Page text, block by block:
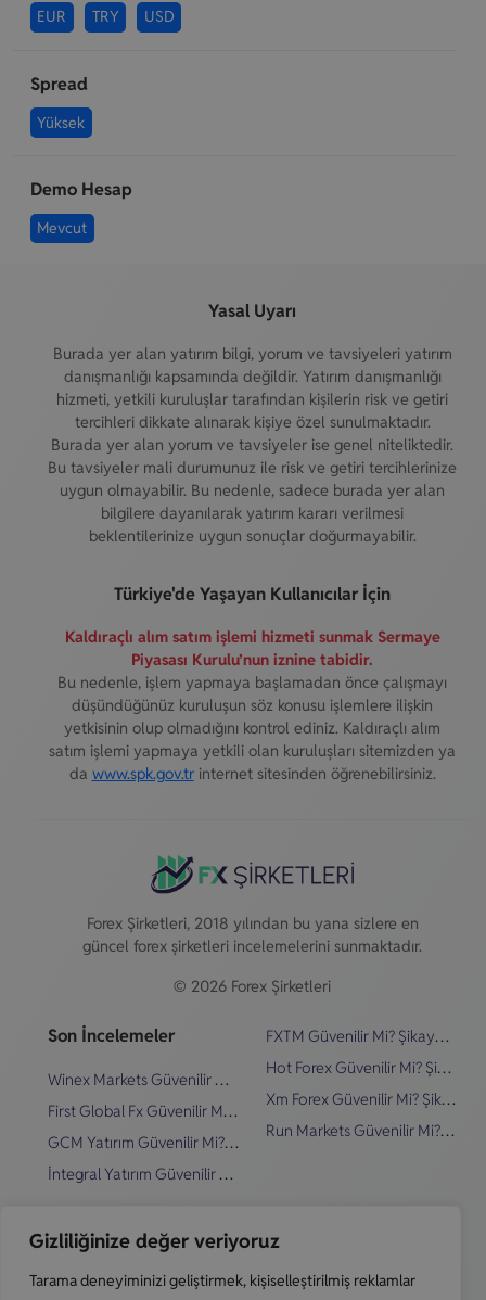
Gizliliğinize değer veriyoruz
Tarama deneyiminizi geliştirmek, kişiselleştirilmiş reklamlar
EUR TRY USD
Spread
Yüksek
Demo Hesap
Mevcut
Yasal Uyarı
Burada yer alan yatırım bilgi, yorum ve tavsiyeleri yatırım
danışmanlığı kapsamında değildir. Yatırım danışmanlığı
hizmeti, yetkili kuruluşlar tarafından kişilerin risk ve getiri
tercihleri dikkate alınarak kişiye özel sunulmaktadır.
Burada yer alan yorum ve tavsiyeler ise genel niteliktedir.
Bu tavsiyeler mali durumunuz ile risk ve getiri tercihlerinize
uygun olmayabilir. Bu nedenle, sadece burada yer alan
bilgilere dayanılarak yatırım kararı verilmesi
beklentilerinize uygun sonuçlar doğurmayabilir.
Türkiye'de Yaşayan Kullanıcılar İçin
Kaldıraçlı alım satım işlemi hizmeti sunmak Sermaye
Piyasası Kurulu’nun iznine tabidir.
Bu nedenle, işlem yapmaya başlamadan önce çalışmayı
düşündüğünüz kuruluşun söz konusu işlemlere ilişkin
yetkisinin olup olmadığını kontrol ediniz. Kaldıraçlı alım
satım işlemi yapmaya yetkili olan kuruluşları sitemizden ya
da www.spk.gov.trinternet sitesinden öğrenebilirsiniz.
Forex Şirketleri, 2018 yılından bu yana sizlere en
güncel forex şirketleri incelemelerini sunmaktadır.
© 2026 Forex Şirketleri
Son İncelemeler
Winex Markets Güvenilir Mi? Şikayetler & İnceleme
First Global Fx Güvenilir Mi? Şikayetler & İnceleme
GCM Yatırım Güvenilir Mi? Şikayetler & İnceleme
İntegral Yatırım Güvenilir Mi? Şikayetler & İnceleme
FXTM Güvenilir Mi? Şikayetler & İnceleme
Hot Forex Güvenilir Mi? Şikayetler & İnceleme
Xm Forex Güvenilir Mi? Şikayetler & İnceleme
Run Markets Güvenilir Mi? Şikayetler & İnceleme